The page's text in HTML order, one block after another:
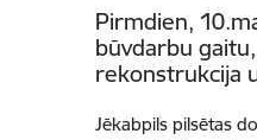
Pirmdien,
būvdarbu
rekonstrukcija
Jēkabpils pilsētas